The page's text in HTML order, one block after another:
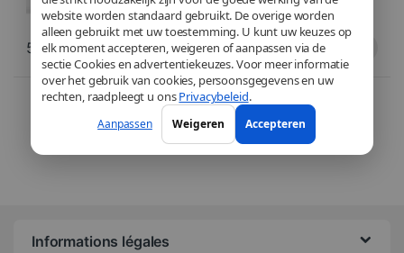
website worden standaard gebruikt. De overige worden
alleen gebruikt met uw toestemming. U kunt uw keuzes op
elk moment accepteren, weigeren of aanpassen via de
sectie Cookies en advertentiekeuzes. Voor meer informatie
over het gebruik van cookies, persoonsgegevens en uw
rechten, raadpleegt u onsPrivacybeleid.
Aanpassen Weigeren Accepteren
589,90€ 329,00€
2 résultats affichés
Informations légales